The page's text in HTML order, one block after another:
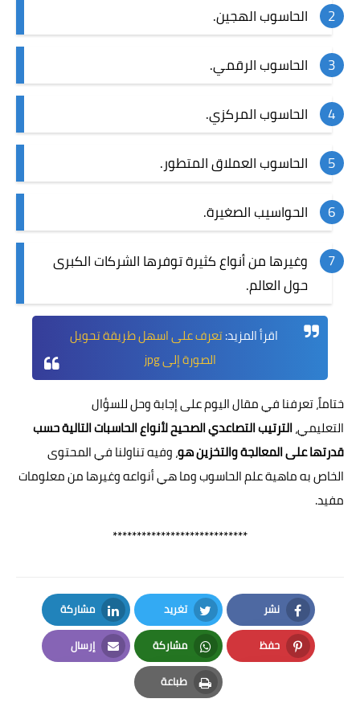
الحاسوب الهجين.
الحاسوب الرقمي.
الحاسوب المركزي.
الحاسوب العملاق المتطور.
الحواسيب الصغيرة.
وغيرها من أنواع كثيرة توفرها الشركات الكبرى
حول العالم.
اقرأ المزيد:تعرف على اسهل طريقة تحويل
الصورة إلى jpg
ختاماً، تعرفنا في مقال اليوم على إجابة وحل للسؤال
التعليمي،الترتيب التصاعدي الصحيح لأنواع الحاسبات التالية حسب
قدرتها على المعالجة والتخزين هو، وفيه تناولنا في المحتوى
الخاص به ماهية علم الحاسوب وما هي أنواعه وغيرها من معلومات
مفيد.
****************************
نشر
Facebook
تغريد
Twitter
مشاركة
LinkedIn
حفظ
Pinterest
مشاركة
Whatsapp
إرسال
Email
طباعة
Print